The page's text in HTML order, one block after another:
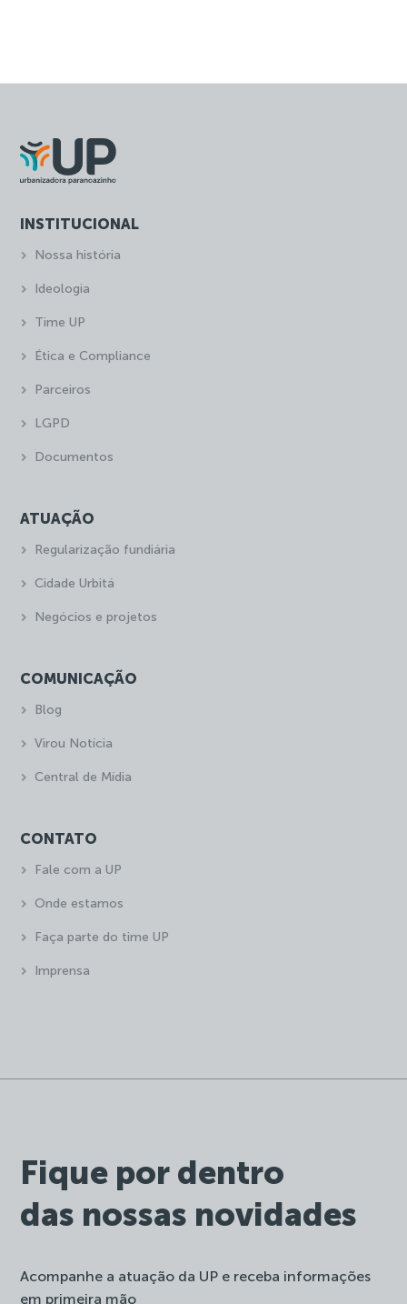
Fique por dentro
das nossas novidades
Acompanhe a atuação da UP e receba informações
em primeira mão
INSTITUCIONAL
Nossa história
Ideologia
Time UP
Ética e Compliance
Parceiros
LGPD
Documentos
ATUAÇÃO
Regularização fundiária
Cidade Urbitá
Negócios e projetos
COMUNICAÇÃO
Blog
Virou Notícia
Central de Mídia
CONTATO
Fale com a UP
Onde estamos
Faça parte do time UP
Imprensa